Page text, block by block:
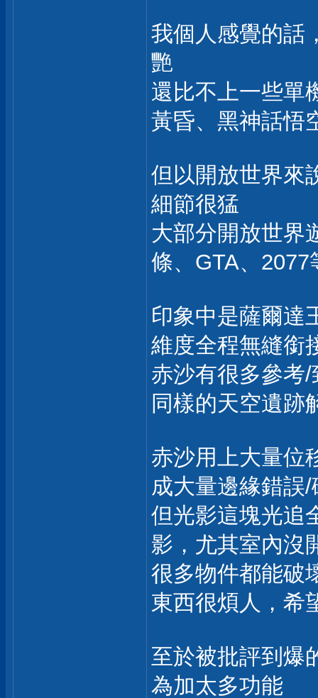
我個人感覺的話
艷
還比不上一些單
黃昏、黑神話悟
但以開放世界來
細節很猛
大部分開放世界
條、GTA、2077
印象中是薩爾達
維度全程無縫銜
赤沙有很多參考
同樣的天空遺跡
赤沙用上大量位
成大量邊緣錯誤/
但光影這塊光追
影，尤其室內沒
很多物件都能破
東西很煩人，希
至於被批評到爆
為加太多功能